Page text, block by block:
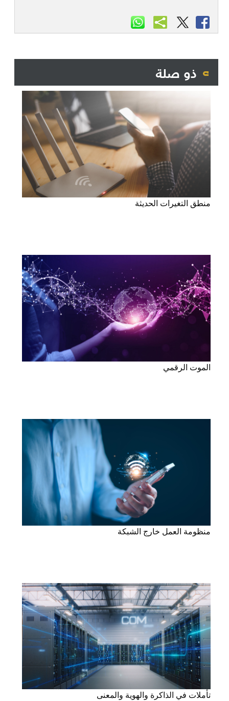
ذو صلة
منطق التغيرات الحديثة
الموت الرقمي
منظومة العمل خارج الشبكة
تأملات في الذاكرة والهوية والمعنى